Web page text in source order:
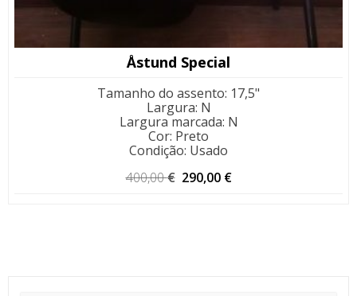
Åstund Special
Tamanho do assento: 17,5"
Largura: N
Largura marcada: N
Cor: Preto
Condição: Usado
400,00€ O
290,00 €